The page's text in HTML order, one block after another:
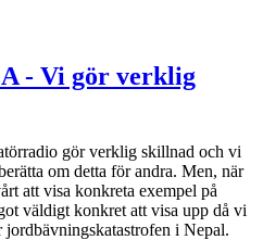
- Vi gör verklig
gör verklig skillnad och vi
om detta för andra. Men, när
att visa konkreta exempel på
väldigt konkret att visa upp då vi
i Nepal.